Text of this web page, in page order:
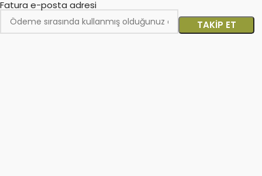
Fatura e-posta adresi
TAKIP ET